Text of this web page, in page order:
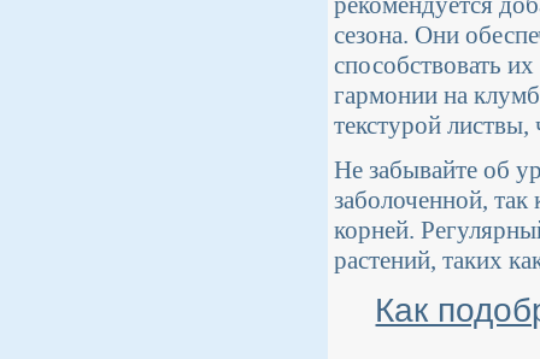
сезона. Они
способствовать
гармонии на
текстурой
Не забывайте об
заболоченной,
корней.
растений, таких
Как